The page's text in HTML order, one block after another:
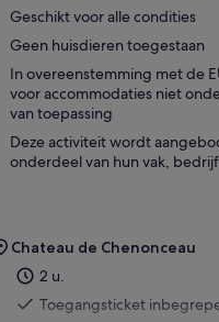
Geschikt voor alle condities
Geen huisdieren toegestaan
In overeenstemming met de
voor accommodaties niet
van toepassing
Deze activiteit wordt
onderdeel van hun vak,
Chateau de Chenonceau
2 u.
Toegangsticket